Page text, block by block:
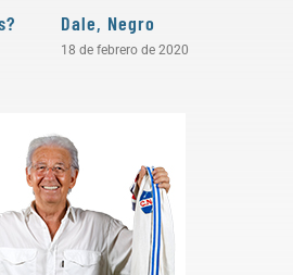
Dale, Negro
18 de febrero de 2020